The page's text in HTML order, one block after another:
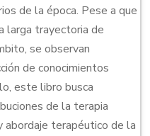
de la época. Pese a que
larga trayectoria de
se observan
de conocimientos
este libro busca
de la terapia
abordaje terapéutico de la